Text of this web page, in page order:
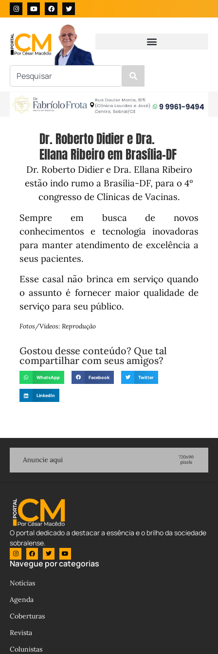
Dr. Roberto Didier e Dra.
Ellana Ribeiro em Brasília-DF
Dr. Roberto Didier e Dra. Ellana Ribeiro
estão indo rumo a Brasília-DF, para o 4º
congresso de Clínicas de Vacinas.
Sempre em busca de novos
conhecimentos e tecnologia inovadoras
para manter atendimento de excelência a
seus pacientes.
Esse casal não brinca em serviço quando
o assunto é fornecer maior qualidade de
serviço para seu público.
Fotos/Vídeos: Reprodução
Gostou desse conteúdo? Que tal
compartilhar com seus amigos?
WhatsApp Facebook Twitter
LinkedIn
O portal dedicado a destacar a essência e o brilho da sociedade
sobralense.
Navegue por categorias
Notícias
Agenda
Coberturas
Revista
Colunistas